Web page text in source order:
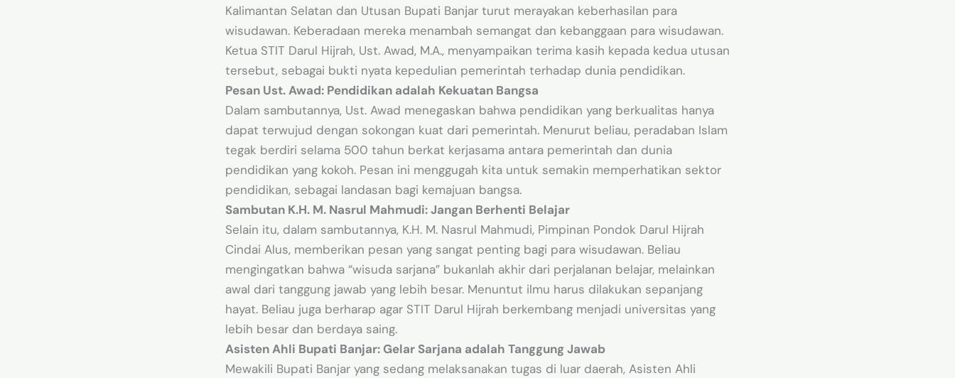
Kalimantan Selatan dan Utusan Bupati Banjar turut merayakan keberhasilan para
wisudawan. Keberadaan mereka menambah semangat dan kebanggaan para wisudawan.
Ketua STIT Darul Hijrah, Ust. Awad, M.A., menyampaikan terima kasih kepada kedua utusan
tersebut, sebagai bukti nyata kepedulian pemerintah terhadap dunia pendidikan.
Pesan Ust. Awad: Pendidikan adalah Kekuatan Bangsa
Dalam sambutannya, Ust. Awad menegaskan bahwa pendidikan yang berkualitas hanya
dapat terwujud dengan sokongan kuat dari pemerintah. Menurut beliau, peradaban Islam
tegak berdiri selama 500 tahun berkat kerjasama antara pemerintah dan dunia
pendidikan yang kokoh. Pesan ini menggugah kita untuk semakin memperhatikan sektor
pendidikan, sebagai landasan bagi kemajuan bangsa.
Sambutan K.H. M. Nasrul Mahmudi: Jangan Berhenti Belajar
Selain itu, dalam sambutannya, K.H. M. Nasrul Mahmudi, Pimpinan Pondok Darul Hijrah
Cindai Alus, memberikan pesan yang sangat penting bagi para wisudawan. Beliau
mengingatkan bahwa “wisuda sarjana” bukanlah akhir dari perjalanan belajar, melainkan
awal dari tanggung jawab yang lebih besar. Menuntut ilmu harus dilakukan sepanjang
hayat. Beliau juga berharap agar STIT Darul Hijrah berkembang menjadi universitas yang
lebih besar dan berdaya saing.
Asisten Ahli Bupati Banjar: Gelar Sarjana adalah Tanggung Jawab
Mewakili Bupati Banjar yang sedang melaksanakan tugas di luar daerah, Asisten Ahli